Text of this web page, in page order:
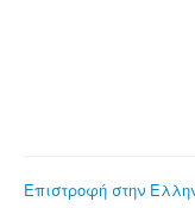
Επιστροφή στην